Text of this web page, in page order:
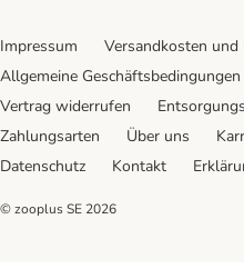
Impressum
Versandkosten und
Allgemeine Geschäftsbedingungen
Vertrag widerrufen
Zahlungsarten
Über uns
Datenschutz
Kontakt
© zooplus SE 2026